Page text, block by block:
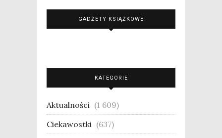
GADŻETY KSIĄŻKOWE
KATEGORIE
Aktualności (1 609)
Ciekawostki (637)